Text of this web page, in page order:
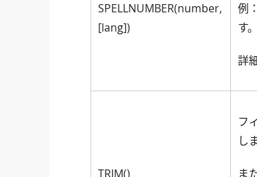
SPELLNUMBER(number,
[lang])
例
す。
詳
TRIM()
フ
し
ま